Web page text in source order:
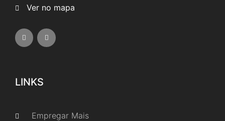
Ver no mapa
LINKS
Empregar Mais